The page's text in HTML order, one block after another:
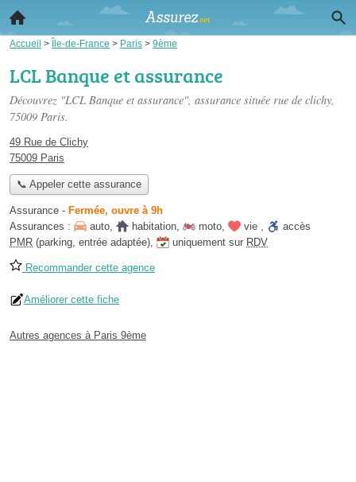
Accueil > Île-de-France > Paris > 9ème
LCL Banque et assurance
Découvrez "LCL Banque et assurance", assurance située rue de clichy,
75009 Paris.
49 Rue de Clichy
75009 Paris
📞 Appeler cette assurance
Assurance - Fermée, ouvre à 9h
Assurances :
auto, habitation, moto, vie ,
accès
PMR (parking, entrée adaptée), uniquement sur RDV
Recommander cette agence
Améliorer cette fiche
Autres agences à Paris 9ème